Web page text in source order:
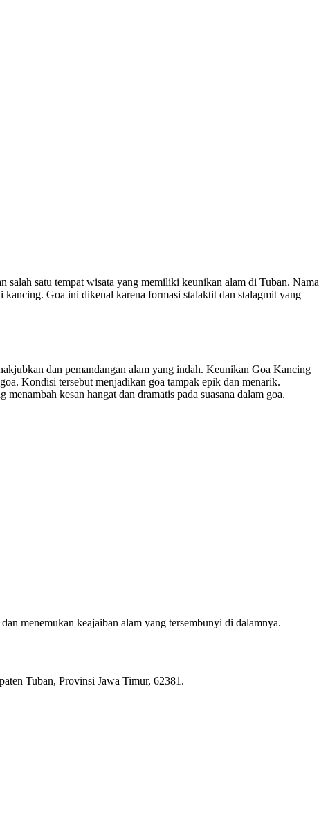
salah satu tempat wisata yang memiliki keunikan alam di Tuban. Nama
Goa ini dikenal karena formasi stalaktit dan stalagmit yang
dan pemandangan alam yang indah. Keunikan Goa Kancing
Kondisi tersebut menjadikan goa tampak epik dan menarik.
kesan hangat dan dramatis pada suasana dalam goa.
menemukan keajaiban alam yang tersembunyi di dalamnya.
Tuban, Provinsi Jawa Timur, 62381.